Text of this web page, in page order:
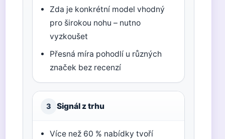
Zda je konkrétní model vhodný
pro širokou nohu – nutno
vyzkoušet
Přesná míra pohodlí u různých
značek bez recenzí
3 Signál z trhu
Více než 60 % nabídky tvoří